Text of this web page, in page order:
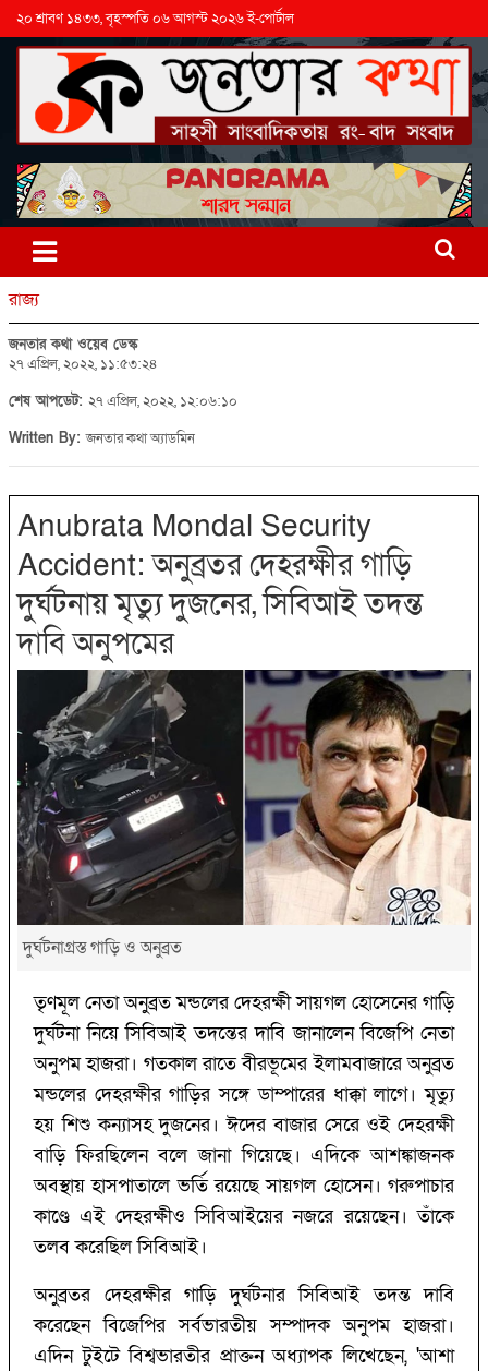
২০ শ্রাবণ ১৪৩৩, বৃহস্পতি ০৬ আগস্ট ২০২৬ ই-পোর্টাল
রাজ্য
জনতার কথা ওয়েব ডেস্ক
২৭ এপ্রিল, ২০২২, ১১:৫৩:২৪
শেষ আপডেট: ২৭ এপ্রিল, ২০২২, ১২:০৬:১০
Written By:জনতার কথা অ্যাডমিন
Anubrata Mondal Security
Accident: অনুব্রতর দেহরক্ষীর গাড়ি
দুর্ঘটনায় মৃত্যু দুজনের, সিবিআই তদন্ত
দাবি অনুপমের
দুর্ঘটনাগ্রস্ত গাড়ি ও অনুব্রত
তৃণমূল নেতা অনুব্রত মন্ডলের দেহরক্ষী সায়গল হোসেনের গাড়ি
দুর্ঘটনা নিয়ে সিবিআই তদন্তের দাবি জানালেন বিজেপি নেতা
অনুপম হাজরা। গতকাল রাতে বীরভূমের ইলামবাজারে অনুব্রত
মন্ডলের দেহরক্ষীর গাড়ির সঙ্গে ডাম্পারের ধাক্কা লাগে। মৃত্যু
হয় শিশু কন্যাসহ দুজনের। ঈদের বাজার সেরে ওই দেহরক্ষী
বাড়ি ফিরছিলেন বলে জানা গিয়েছে। এদিকে আশঙ্কাজনক
অবস্থায় হাসপাতালে ভর্তি রয়েছে সায়গল হোসেন। গরুপাচার
কাণ্ডে এই দেহরক্ষীও সিবিআইয়ের নজরে রয়েছেন। তাঁকে
তলব করেছিল সিবিআই।
অনুব্রতর দেহরক্ষীর গাড়ি দুর্ঘটনার সিবিআই তদন্ত দাবি
করেছেন বিজেপির সর্বভারতীয় সম্পাদক অনুপম হাজরা।
এদিন টুইটে বিশ্বভারতীর প্রাক্তন অধ্যাপক লিখেছেন, 'আশা